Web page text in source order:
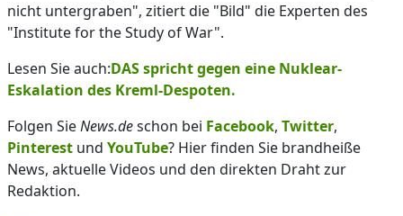
nicht untergraben", zitiert die "Bild" die Experten des
"Institute for the Study of War".
Lesen Sie auch:DAS spricht gegen eine Nuklear-
Eskalation des Kreml-Despoten.
Folgen SieNews.deschon bei Facebook, Twitter,
Pinterest und YouTube? Hier finden Sie brandheiße
News, aktuelle Videos und den direkten Draht zur
Redaktion.